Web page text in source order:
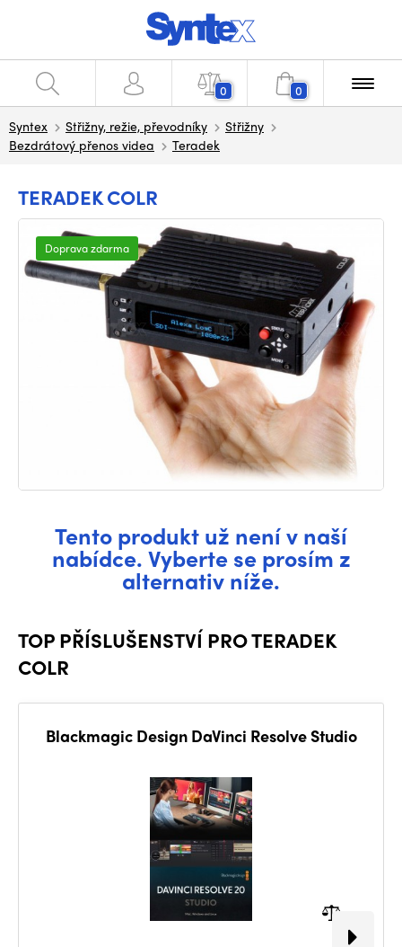
0 0
Syntex Střižny, režie, převodníky
Střižny
Bezdrátový přenos videa
Teradek
TERADEK COLR
Doprava zdarma
Tento produkt už není v naší
nabídce. Vyberte se prosím z
alternativ níže.
TOP PŘÍSLUŠENSTVÍ PRO TERADEK
COLR
Blackmagic Design DaVinci Resolve Studio